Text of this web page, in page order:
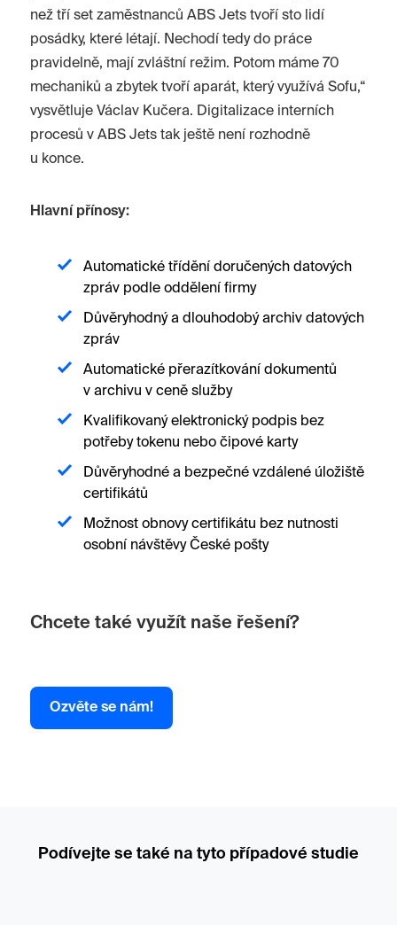
než tří set zaměstnanců ABS Jets tvoří sto lidí
posádky, které létají. Nechodí tedy do práce
pravidelně, mají zvláštní režim. Potom máme 70
mechaniků a zbytek tvoří aparát, který využívá Sofu,“
vysvětluje Václav Kučera. Digitalizace interních
procesů v ABS Jets tak ještě není rozhodně
u konce.
Hlavní přínosy:
Automatické třídění doručených datových
zpráv podle oddělení firmy
Důvěryhodný a dlouhodobý archiv datových
zpráv
Automatické přerazítkování dokumentů
v archivu v ceně služby
Kvalifikovaný elektronický podpis bez
potřeby tokenu nebo čipové karty
Důvěryhodné a bezpečné vzdálené úložiště
certifikátů
Možnost obnovy certifikátu bez nutnosti
osobní návštěvy České pošty
Chcete také využít naše řešení?
Ozvěte se nám!
Podívejte se také na tyto případové studie